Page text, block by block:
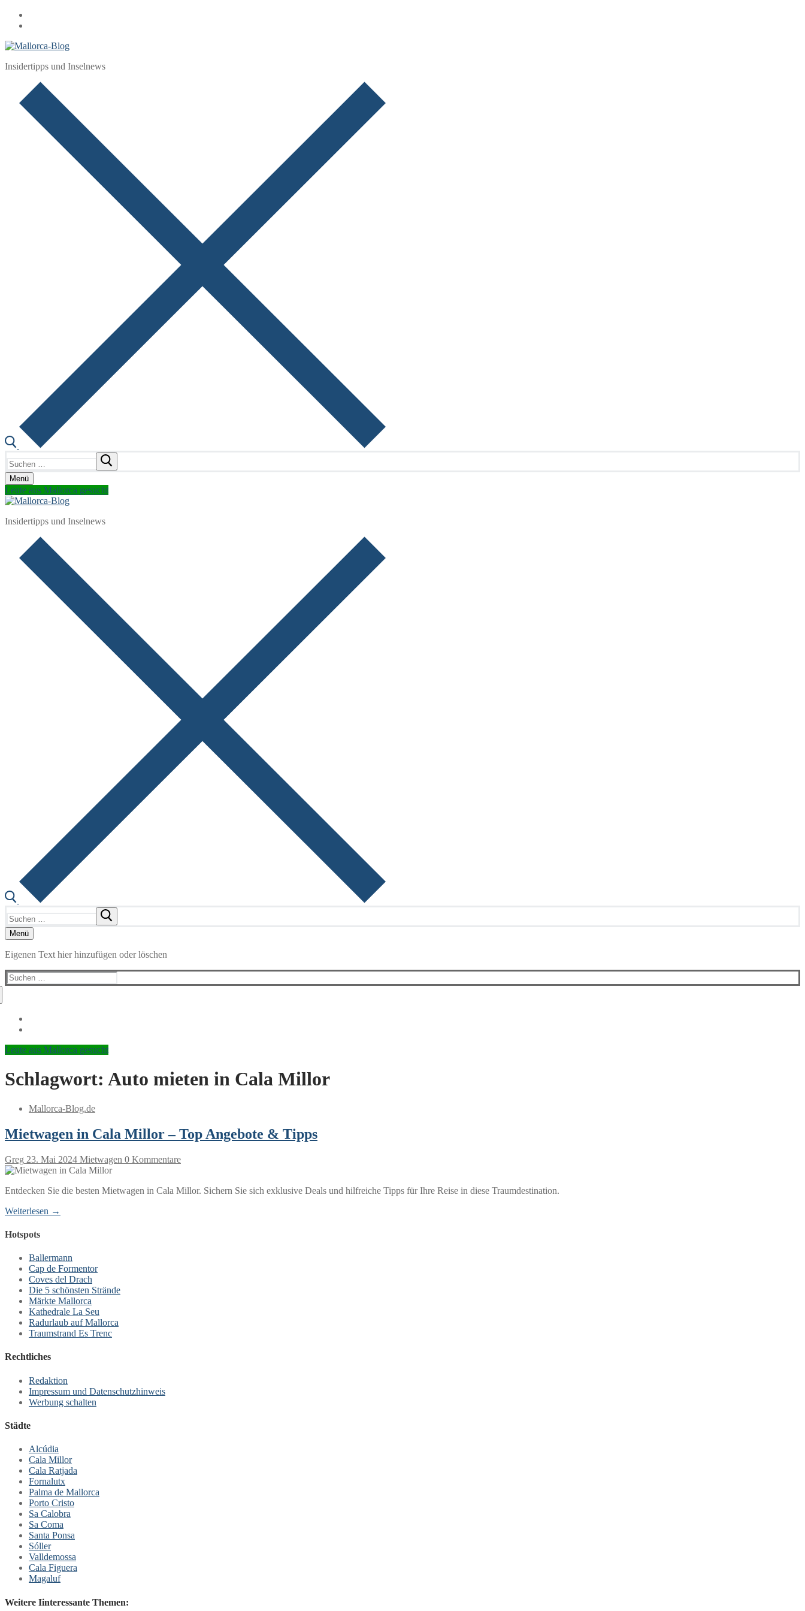
Zum
Inhalt
Menü
Schließen
Insidertipps und Inselnews
nach:
Menü
Leute aus Mallorca gesucht
Insidertipps und Inselnews
nach:
Menü
Eigenen Text hier hinzufügen oder löschen
Suchen
nach:
Leute aus Mallorca gesucht
Schlagwort: Auto mieten in Cala Millor
Mallorca-Blog.de
Mietwagen in Cala Millor – Top Angebote & Tipps
Greg 23. Mai 2024 Mietwagen 0 Kommentare
Entdecken Sie die besten Mietwagen in Cala Millor. Sichern Sie sich exklusive Deals und hilfreiche Tipps für Ihre Reise in diese Traumdestination.
Weiterlesen →
Hotspots
Ballermann
Cap de Formentor
Coves del Drach
Die 5 schönsten Strände
Märkte Mallorca
Kathedrale La Seu
Radurlaub auf Mallorca
Traumstrand Es Trenc
Rechtliches
Redaktion
Impressum und Datenschutzhinweis
Werbung schalten
Städte
Alcúdia
Cala Millor
Cala Ratjada
Fornalutx
Palma de Mallorca
Porto Cristo
Sa Calobra
Sa Coma
Santa Ponsa
Sóller
Valldemossa
Cala Figuera
Magaluf
Weitere Iinteressante Themen: